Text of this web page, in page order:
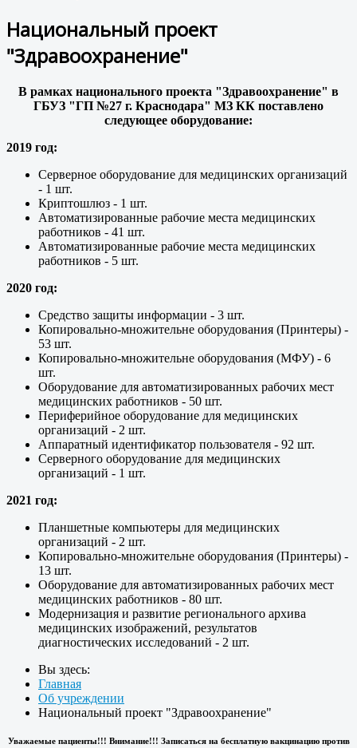
Национальный проект
"Здравоохранение"
В рамках национального проекта "Здравоохранение" в
ГБУЗ "ГП №27 г. Краснодара" МЗ КК поставлено
следующее оборудование:
2019 год:
Серверное оборудование для медицинских организаций
- 1 шт.
Криптошлюз - 1 шт.
Автоматизированные рабочие места медицинских
работников - 41 шт.
Автоматизированные рабочие места медицинских
работников - 5 шт.
2020 год:
Средство защиты информации - 3 шт.
Копировально-множительне оборудования (Принтеры) -
53 шт.
Копировально-множительне оборудования (МФУ) - 6
шт.
Оборудование для автоматизированных рабочих мест
медицинских работников - 50 шт.
Периферийное оборудование для медицинских
организаций - 2 шт.
Аппаратный идентификатор пользователя - 92 шт.
Серверного оборудование для медицинских
организаций - 1 шт.
2021 год:
Планшетные компьютеры для медицинских
организаций - 2 шт.
Копировально-множительне оборудования (Принтеры) -
13 шт.
Оборудование для автоматизированных рабочих мест
медицинских работников - 80 шт.
Модернизация и развитие регионального архива
медицинских изображений, результатов
диагностических исследований - 2 шт.
Вы здесь:
Главная
Об учреждении
Национальный проект "Здравоохранение"
Уважаемые пациенты!!! Внимание!!! Записаться на бесплатную вакцинацию против